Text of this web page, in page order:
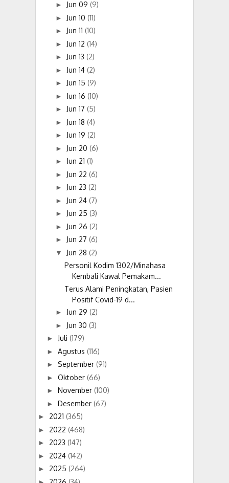
► Jun 09 (9)
► Jun 10 (11)
► Jun 11 (10)
► Jun 12 (14)
► Jun 13 (2)
► Jun 14 (2)
► Jun 15 (9)
► Jun 16 (10)
► Jun 17 (5)
► Jun 18 (4)
► Jun 19 (2)
► Jun 20 (6)
► Jun 21 (1)
► Jun 22 (6)
► Jun 23 (2)
► Jun 24 (7)
► Jun 25 (3)
► Jun 26 (2)
► Jun 27 (6)
▼ Jun 28 (2)
Personil Kodim 1302/Minahasa
Kembali Kawal Pemakam...
Terus Alami Peningkatan, Pasien
Positif Covid-19 d...
► Jun 29 (2)
► Jun 30 (3)
► Juli (179)
► Agustus (116)
► September (91)
► Oktober (66)
► November (100)
► Desember (67)
► 2021 (365)
► 2022 (468)
► 2023 (147)
► 2024 (142)
► 2025 (264)